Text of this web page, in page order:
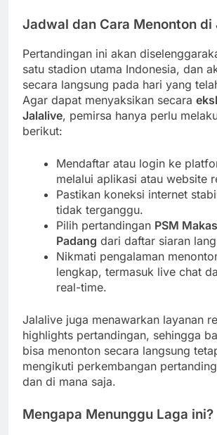
Jadwal dan Cara Menonton di
Pertandingan ini akan
satu stadion utama Indonesia, dan
secara langsung pada hari yang
Agar dapat menyaksikan secara
Jalalive, pemirsa hanya perlu
berikut:
Mendaftar atau login ke
melalui aplikasi atau website
Pastikan koneksi internet
tidak terganggu.
Pilih pertandingan PSM
Padang dari daftar siaran
Nikmati pengalaman
lengkap, termasuk live chat
real-time.
Jalalive juga menawarkan layanan
highlights pertandingan, sehingga
bisa menonton secara langsung
mengikuti perkembangan
dan di mana saja.
Mengapa Menunggu Laga ini?